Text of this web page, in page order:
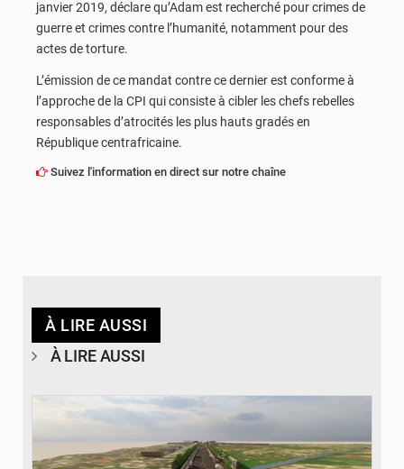
janvier 2019, déclare qu’Adam est recherché pour crimes de
guerre et crimes contre l’humanité, notamment pour des
actes de torture.
L’émission de ce mandat contre ce dernier est conforme à
l’approche de la CPI qui consiste à cibler les chefs rebelles
responsables d’atrocités les plus hauts gradés en
République centrafricaine.
Suivez l'information en direct sur notre chaîne
À LIRE AUSSI
À LIRE AUSSI